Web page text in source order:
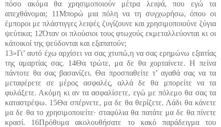
πόσο ακόμα θα χρησιμοποιούν μέτρα λειψά, που εγώ τα
απεχθάνομαι; 11Μπορώ μια πόλη να τη συγχωρήσω, όπου οι
έμποροι με πλάστιγγες λειψές ζυγίζουνε και χρησιμοποιούνε ζύγια
ψεύτικα; 12Όταν οι πλούσιοι τους φτωχούς εκμεταλλεύονται κι οι
κάτοικοί της ψεύδονται και εξαπατούν;
13»Γι’ αυτό έχω αρχίσει να σας χτυπώ,η να σας ερημώνω εξαιτίας
της αμαρτίας σας. 14Θα τρώτε, μα δε θα χορταίνετε. Η πείνα
πάντοτε θα σας βασανίζει. Θα προσπαθείτε τ’ αγαθά σας να τα
μεταφέρετε σε μέρος ασφαλές, αλλά δε θα μπορείτε να τα
φυλάξετε. Ακόμη κι αν τα ασφαλίσετε, εγώ με πόλεμο θα σας τα
καταστρέψω. 15Θα σπέρνετε, μα δε θα θερίζετε. Λάδι θα κάνετε
μα δε θα το χρησιμοποιείτε· σταφύλια θα πατάτε μα δε θα πίνετε
κρασί. 16Πρόθυμα ακολουθήσατε το κακό παράδειγμα του